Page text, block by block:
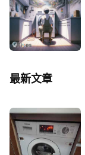
最新文章